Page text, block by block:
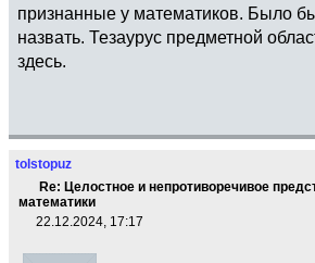
признанные у математиков. Было
назвать. Тезаурус предметной
здесь.
tolstopuz
Re: Целостное и непротиворечивое
математики
22.12.2024, 17:17